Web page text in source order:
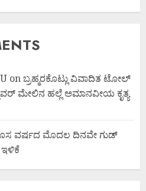
onಬ್ರಹ್ಮರಕೊಟ್ಲು ವಿವಾದಿತ ಟೋಲ್
ಮೇಲಿನ ಹಲ್ಲೆ ಅಮಾನವೀಯ ಕೃತ್ಯ
ವರ್ಷದ ಮೊದಲ ದಿನವೇ ಗುಡ್
ಇಳಿಕೆ